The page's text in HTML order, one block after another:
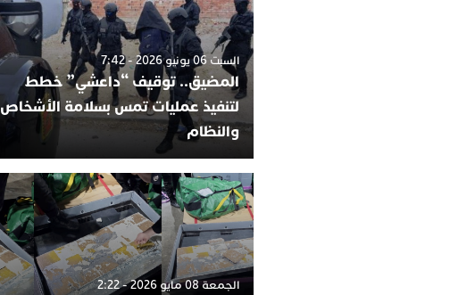
السبت 06 يونيو 2026 - 7:42
المضيق.. توقيف “داعشي” خطط
لتنفيذ عمليات تمس بسلامة الأشخاص
والنظام
الجمعة 08 مايو 2026 - 2:22